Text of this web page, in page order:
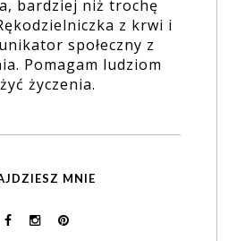
bardziej niż trochę
z krwi i
społeczny z
Pomagam ludziom
życzenia.
MNIE